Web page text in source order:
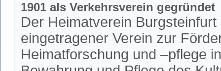
1901 als Verkehrsverein gegründet
Der Heimatverein Burgsteinfurt
eingetragener Verein zur
Heimatforschung und –pflege